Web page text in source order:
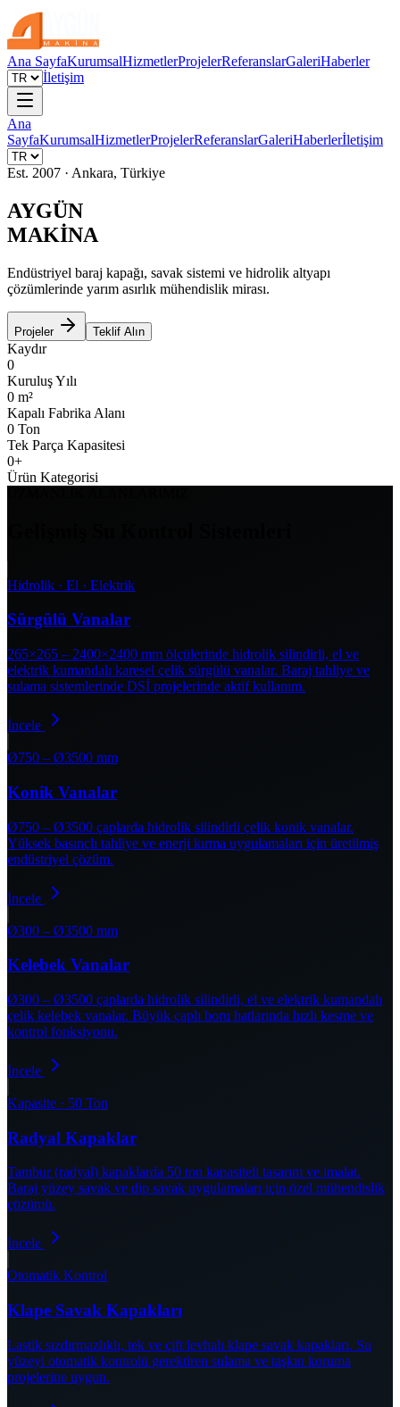
Ana SayfaKurumsalHizmetlerProjelerReferanslarGaleriHaberler
İletişim
Ana
SayfaKurumsalHizmetlerProjelerReferanslarGaleriHaberlerİletişim
Est. 2007 · Ankara, Türkiye
AYGÜN
MAKİNA
Endüstriyel baraj kapağı, savak sistemi ve hidrolik altyapı
çözümlerinde yarım asırlık mühendislik mirası.
Projeler Teklif Alın
Kaydır
0
Kuruluş Yılı
0 m²
Kapalı Fabrika Alanı
0 Ton
Tek Parça Kapasitesi
0+
Ürün Kategorisi
Hidrolik · El · Elektrik
Sürgülü Vanalar
265×265 – 2400×2400 mm ölçülerinde hidrolik silindirli, el ve
elektrik kumandalı karesel çelik sürgülü vanalar. Baraj tahliye ve
sulama sistemlerinde DSİ projelerinde aktif kullanım.
İncele
Ø750 – Ø3500 mm
Konik Vanalar
Ø750 – Ø3500 çaplarda hidrolik silindirli çelik konik vanalar.
Yüksek basınçlı tahliye ve enerji kırma uygulamaları için üretilmiş
endüstriyel çözüm.
İncele
Ø300 – Ø3500 mm
Kelebek Vanalar
Ø300 – Ø3500 çaplarda hidrolik silindirli, el ve elektrik kumandalı
çelik kelebek vanalar. Büyük çaplı boru hatlarında hızlı kesme ve
kontrol fonksiyonu.
İncele
Kapasite · 50 Ton
Radyal Kapaklar
Tambur (radyal) kapaklarda 50 ton kapasiteli tasarım ve imalat.
Baraj yüzey savak ve dip savak uygulamaları için özel mühendislik
çözümü.
İncele
Otomatik Kontrol
Klape Savak Kapakları
Lastik sızdırmazlıklı, tek ve çift levhalı klape savak kapakları. Su
yüzeyi otomatik kontrolü gerektiren sulama ve taşkın koruma
projelerine uygun.